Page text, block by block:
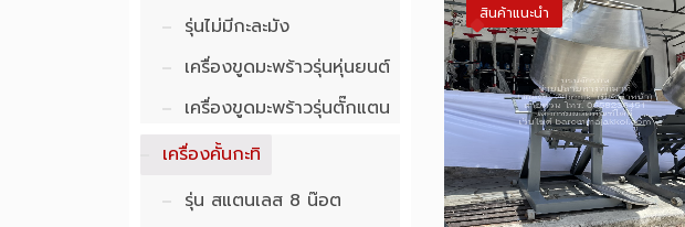
สินค้าแนะนำ
รุ่นไม่มีกะละมัง
เครื่องขูดมะพร้าวรุ่นหุ่นยนต์
เครื่องขูดมะพร้าวรุ่นตั๊กแตน
เครื่องคั้นกะทิ
รุ่น สแตนเลส 8 น๊อต